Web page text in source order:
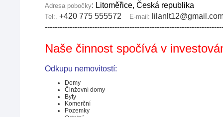
Adresa pobočky: Litoměřice, Česká republika
Tel:. +420 775 555572 E-mail:
Naše činnost spočívá v
Odkupu nemovitostí:
Domy
Činžovní domy
Byty
Komerční
Pozemky